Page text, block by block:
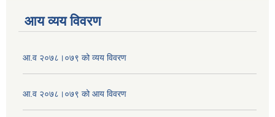
आय व्यय विवरण
आ.व २०७८।०७९ को व्यय विवरण
आ.व २०७८।०७९ को आय विवरण